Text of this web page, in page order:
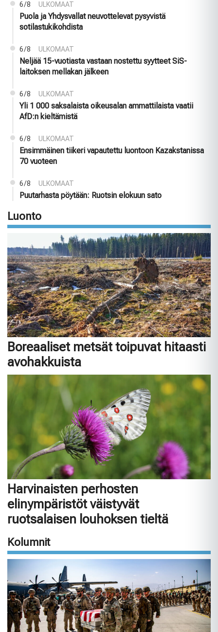
6/8 ULKOMAAT
Puola ja Yhdysvallat neuvottelevat pysyvistä
sotilastukikohdista
6/8 ULKOMAAT
Neljää 15-vuotiasta vastaan nostettu syytteet SiS-
laitoksen mellakan jälkeen
6/8 ULKOMAAT
Yli 1 000 saksalaista oikeusalan ammattilaista vaatii
AfD:n kieltämistä
6/8 ULKOMAAT
Ensimmäinen tiikeri vapautettu luontoon Kazakstanissa
70 vuoteen
6/8 ULKOMAAT
Puutarhasta pöytään: Ruotsin elokuun sato
Luonto
Boreaaliset metsät toipuvat hitaasti
avohakkuista
Harvinaisten perhosten
elinympäristöt väistyvät
ruotsalaisen louhoksen tieltä
Kolumnit